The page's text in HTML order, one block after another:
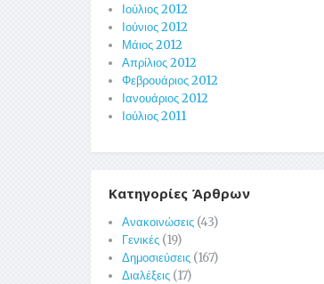
Ιούλιος 2012
Ιούνιος 2012
Μάιος 2012
Απρίλιος 2012
Φεβρουάριος 2012
Ιανουάριος 2012
Ιούλιος 2011
Κατηγορίες Άρθρων
Ανακοινώσεις (43)
Γενικές (19)
Δημοσιεύσεις (167)
Διαλέξεις (17)